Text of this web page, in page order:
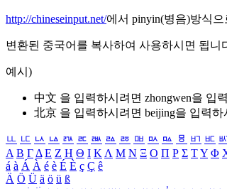
http://chineseinput.net/에서 pinyin(병음)방식
변환된 중국어를 복사하여 사용하시면 됩니
예시)
中文 을 입력하시려면 zhongwen을 입
北京 을 입력하시려면 beijing을 입력하
ㅥ ㅦ ㅧ ㅨ ㅩ ㅪ ㅫ ㅬ ㅭ ㅮ ㅯ ㅰ ㅱ ㅲ ㅳ
Α Β ΓΔ Ε Ζ Η Θ Ι ΚΛ Μ Ν Ξ Ο Π Ρ Σ ΤΥ Φ
á à Á À é è É È ç Ç ê
Ä Ö Ü ä ö ü ß